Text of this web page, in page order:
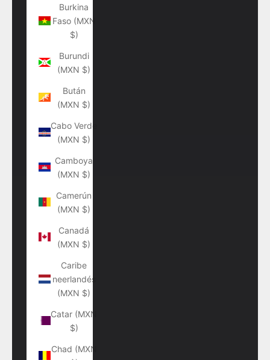
Burkina
Faso (MXN
$)
Burundi
(MXN $)
Bután
(MXN $)
Cabo Verde
(MXN $)
Camboya
(MXN $)
Camerún
(MXN $)
Canadá
(MXN $)
Caribe
neerlandés
(MXN $)
Catar (MXN
$)
Chad (MXN